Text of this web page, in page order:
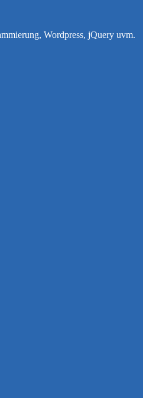
Wordpress, jQuery uvm.